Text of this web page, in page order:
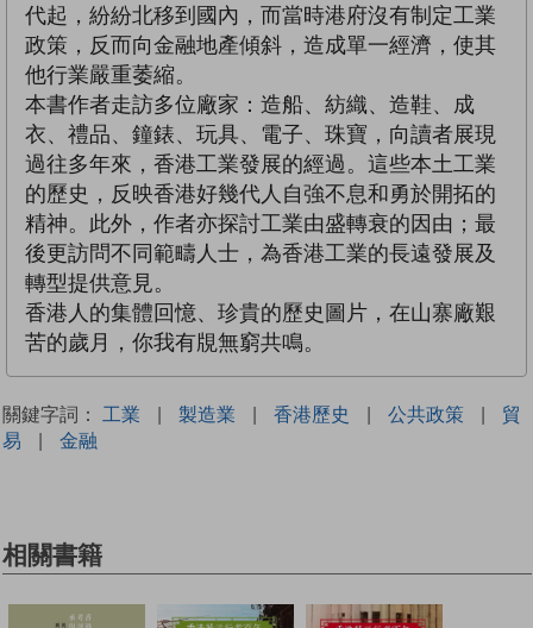
代起，紛紛北移到國內，而當時港府沒有制定工業
政策，反而向金融地產傾斜，造成單一經濟，使其
他行業嚴重萎縮。
本書作者走訪多位廠家：造船、紡織、造鞋、成
衣、禮品、鐘錶、玩具、電子、珠寶，向讀者展現
過往多年來，香港工業發展的經過。這些本土工業
的歷史，反映香港好幾代人自強不息和勇於開拓的
精神。此外，作者亦探討工業由盛轉衰的因由；最
後更訪問不同範疇人士，為香港工業的長遠發展及
轉型提供意見。
香港人的集體回憶、珍貴的歷史圖片，在山寨廠艱
苦的歲月，你我有覑無窮共鳴。
關鍵字詞： 工業 | 製造業 | 香港歷史 | 公共政策 |
貿
易
| 金融
相關書籍